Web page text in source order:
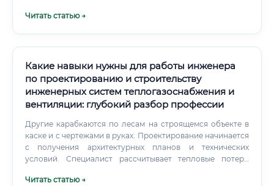
архитектуры, теории композиции, строительных
Читать статью →
Какие навыки нужны для работы инженера
по проектированию и строительству
инженерных систем теплогазоснабжения и
вентиляции: глубокий разбор профессии
Другие карабкаются по лесам на строящемся объекте в
каске и с чертежами в руках. Проектирование начинается
с получения архитектурных планов и технических
условий. Специалист рассчитывает тепловые потери
Читать статью →